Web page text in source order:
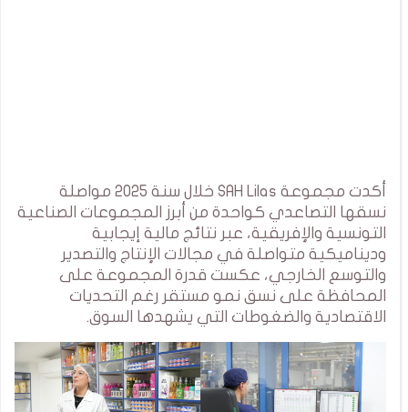
أكدت مجموعة SAH Lilas خلال سنة 2025 مواصلة
نسقها التصاعدي كواحدة من أبرز المجموعات الصناعية
التونسية والإفريقية، عبر نتائج مالية إيجابية
وديناميكية متواصلة في مجالات الإنتاج والتصدير
والتوسع الخارجي، عكست قدرة المجموعة على
المحافظة على نسق نمو مستقر رغم التحديات
الاقتصادية والضغوطات التي يشهدها السوق.